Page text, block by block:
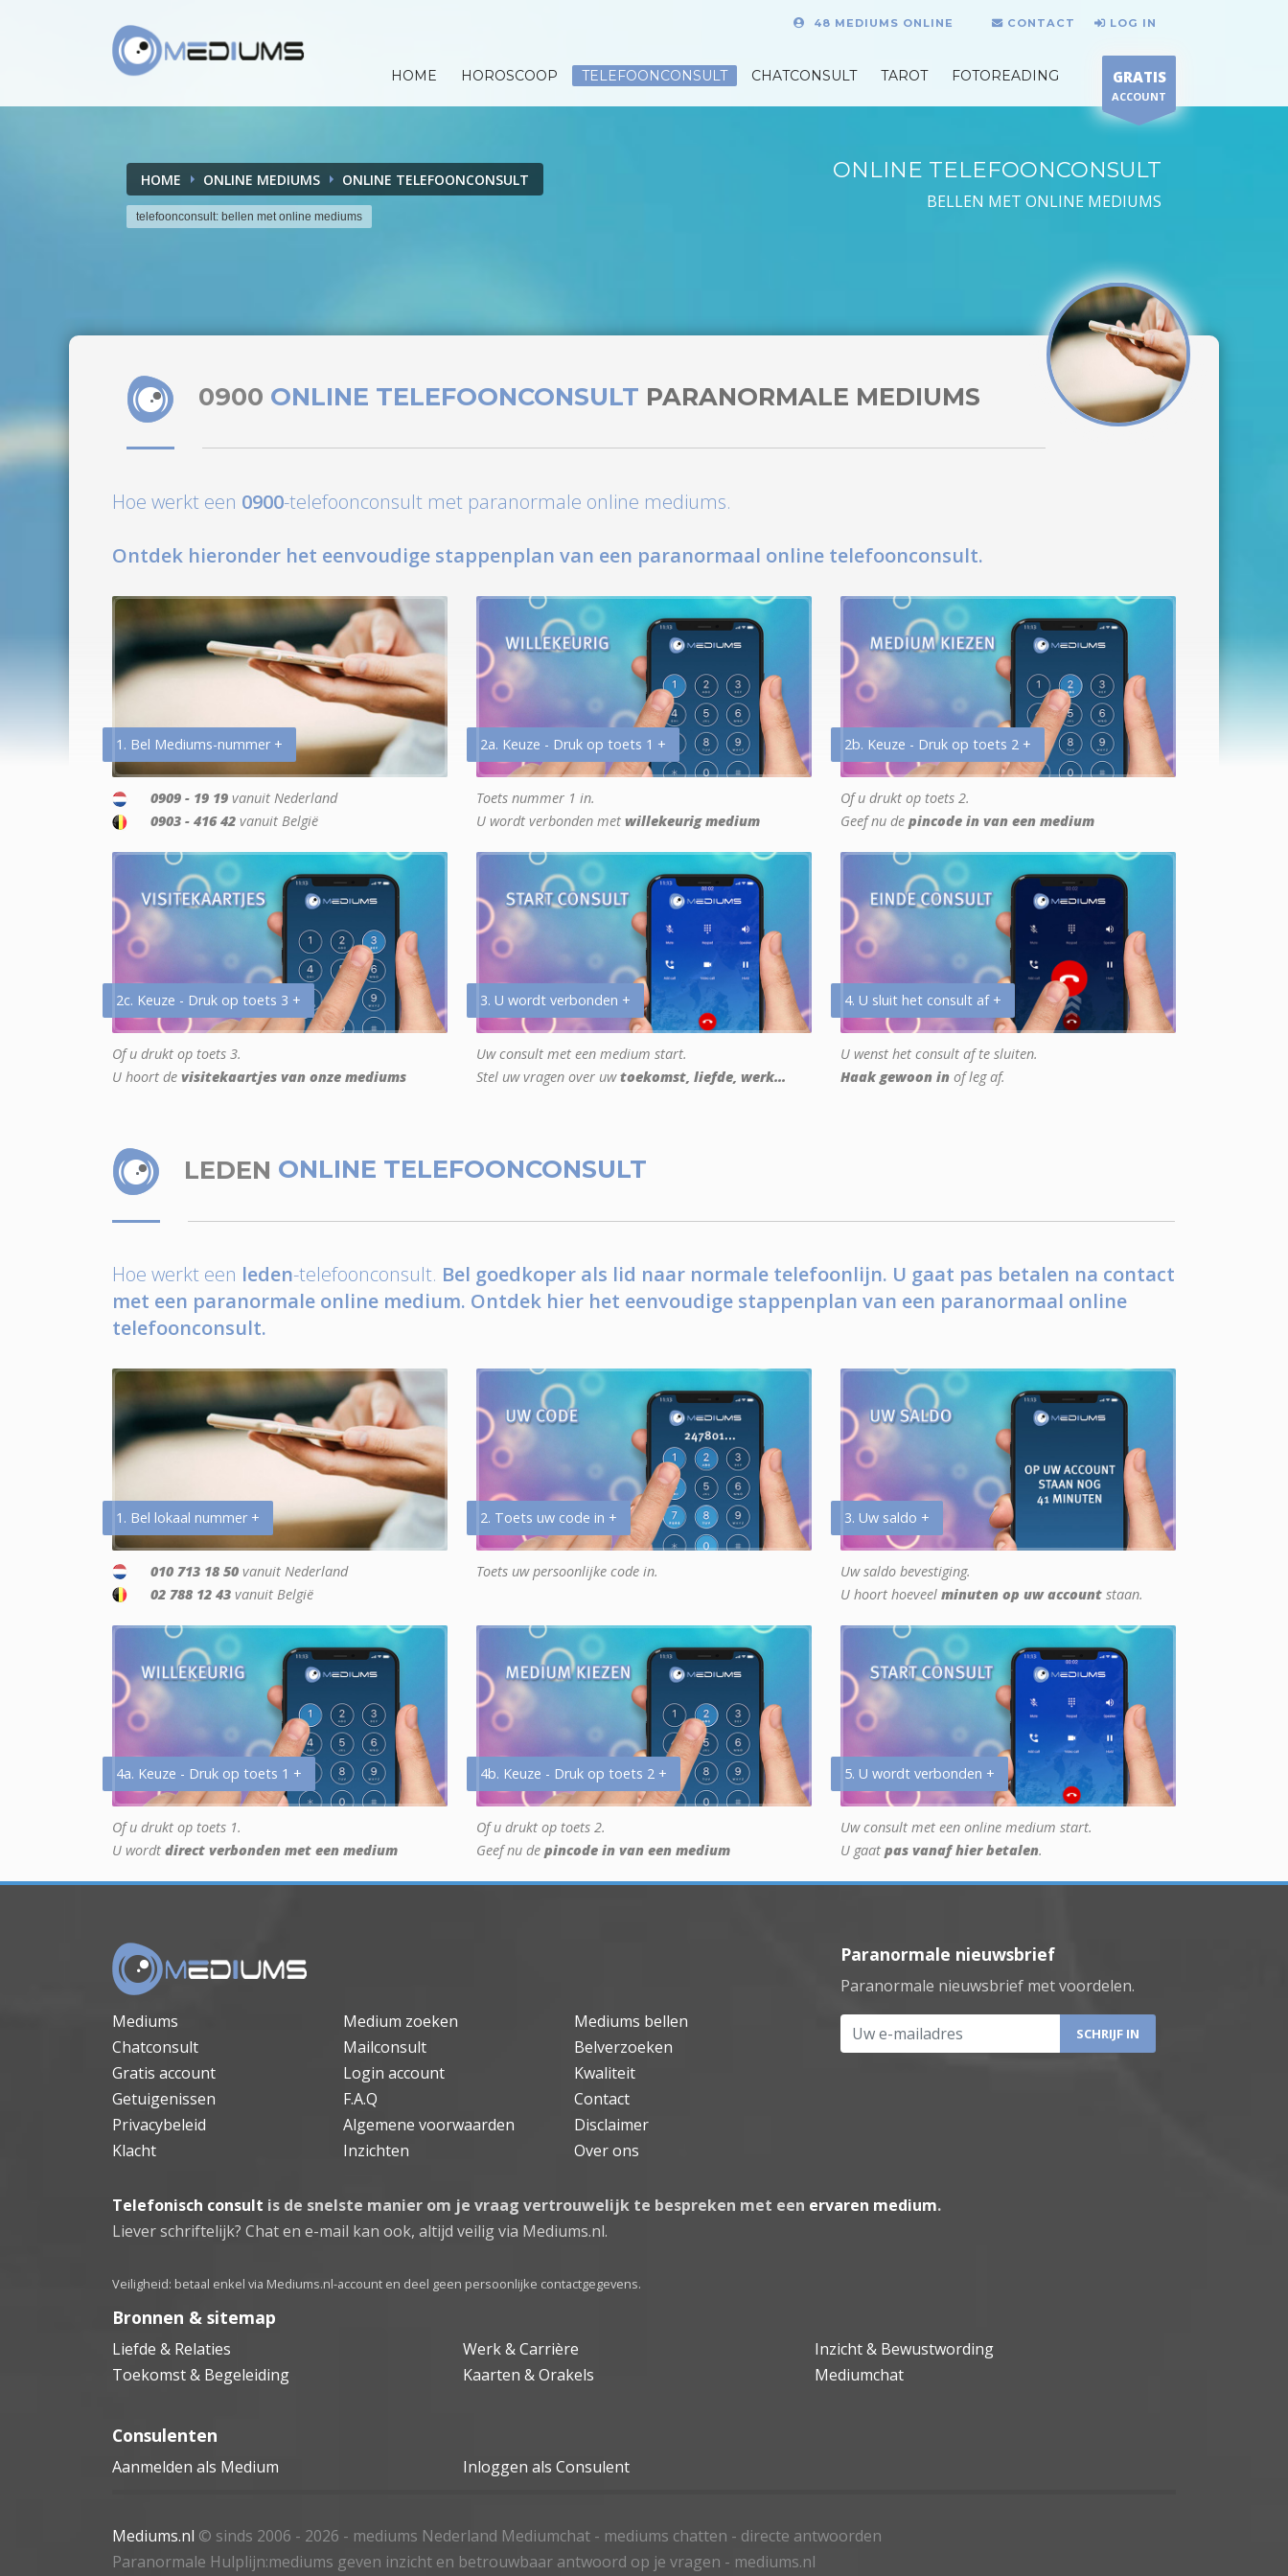
48 MEDIUMS ONLINE CONTACT LOG IN
HOME HOROSCOOP TELEFOONCONSULT CHATCONSULT TAROT FOTOREADING GRATIS
ACCOUNT
HOME ONLINE MEDIUMS ONLINE TELEFOONCONSULT
telefoonconsult: bellen met online mediums
ONLINE TELEFOONCONSULT
BELLEN MET ONLINE MEDIUMS
0900 ONLINE TELEFOONCONSULT PARANORMALE MEDIUMS
Hoe werkt een 0900-telefoonconsult met paranormale online mediums.
Ontdek hieronder het eenvoudige stappenplan van een paranormaal online telefoonconsult.
1. Bel Mediums-nummer +
0909 - 19 19 vanuit Nederland
0903 - 416 42 vanuit België
2a. Keuze - Druk op toets 1 +
Toets nummer 1 in.
U wordt verbonden met willekeurig medium
2b. Keuze - Druk op toets 2 +
Of u drukt op toets 2.
Geef nu de pincode in van een medium
2c. Keuze - Druk op toets 3 +
Of u drukt op toets 3.
U hoort de visitekaartjes van onze mediums
3. U wordt verbonden +
Uw consult met een medium start.
Stel uw vragen over uwtoekomst, liefde, werk...
4. U sluit het consult af +
U wenst het consult af te sluiten.
Haak gewoon in of leg af.
LEDEN ONLINE TELEFOONCONSULT
Hoe werkt een leden-telefoonconsult. Bel goedkoper als lid naar normale telefoonlijn. U gaat pas betalen na contact
met een paranormale online medium. Ontdek hier het eenvoudige stappenplan van een paranormaal online
telefoonconsult.
1. Bel lokaal nummer +
010 713 18 50 vanuit Nederland
02 788 12 43 vanuit België
2. Toets uw code in +
Toets uw persoonlijke code in.
3. Uw saldo +
Uw saldo bevestiging.
U hoort hoeveel minuten op uw account staan.
4a. Keuze - Druk op toets 1 +
Of u drukt op toets 1.
U wordt direct verbonden met een medium
4b. Keuze - Druk op toets 2 +
Of u drukt op toets 2.
Geef nu de pincode in van een medium
5. U wordt verbonden +
Uw consult met een online medium start.
U gaat pas vanaf hier betalen.
Mediums Medium zoeken
Mediums bellen
Chatconsult
Mailconsult
Belverzoeken
Gratis account
Login account
Kwaliteit
Getuigenissen
F.A.Q
Contact
Privacybeleid
Algemene voorwaarden
Disclaimer
Klacht
Inzichten Over ons
Paranormale nieuwsbrief
Paranormale nieuwsbrief met voordelen.
Uw e-mailadres
Telefonisch consult is de snelste manier om je vraag vertrouwelijk te bespreken met een ervaren medium.
Liever schriftelijk? Chat en e-mail kan ook, altijd veilig via Mediums.nl.
Veiligheid: betaal enkel via Mediums.nl-account en deel geen persoonlijke contactgegevens.
Bronnen & sitemap
Liefde & Relaties Werk & Carrière
Inzicht & Bewustwording
Toekomst & Begeleiding
Kaarten & Orakels Mediumchat
Consulenten
Aanmelden als Medium Inloggen als Consulent
Mediums.nl © sinds 2006 - 2026 - mediums Nederland Mediumchat - mediums chatten - directe antwoorden
Paranormale Hulplijn:mediums geven inzicht en betrouwbaar antwoord op je vragen - mediums.nl